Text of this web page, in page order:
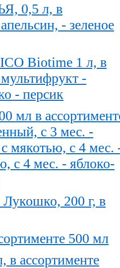
0,5 л, в
- зеленое
Biotime 1 л, в
-
- персик
в
с 3 мес. -
мякотью, с 4 мес.
с 4 мес. - яблоко-
200 г, в
500 мл
ассортименте